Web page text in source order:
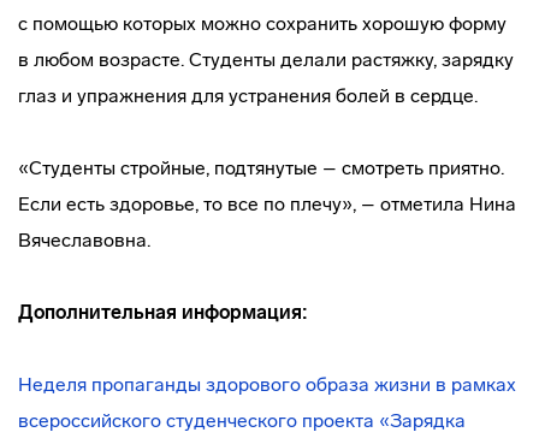
с помощью которых можно сохранить хорошую форму
в любом возрасте. Студенты делали растяжку, зарядку
глаз и упражнения для устранения болей в сердце.
«Студенты стройные, подтянутые – смотреть приятно.
Если есть здоровье, то все по плечу», – отметила Нина
Вячеславовна.
Дополнительная информация:
Неделя пропаганды здорового образа жизни в рамках
всероссийского студенческого проекта «Зарядка